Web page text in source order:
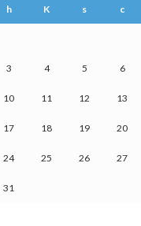
h K s c
3 4 5 6
10 11 12 13
17 18 19 20
24 25 26 27
31